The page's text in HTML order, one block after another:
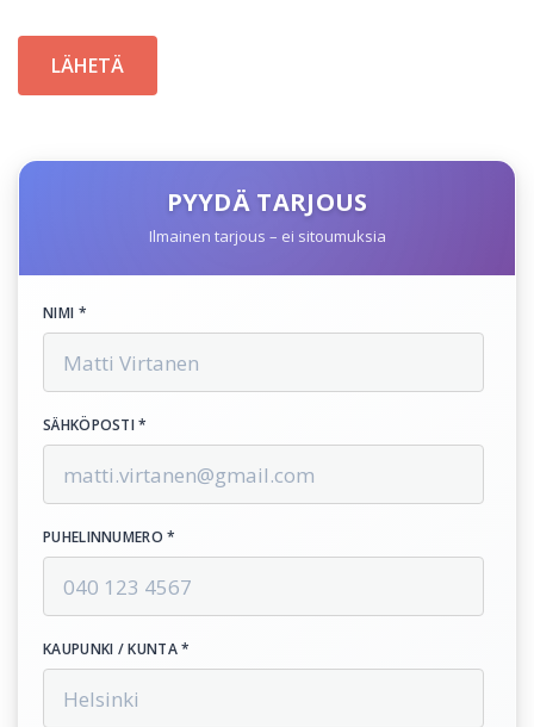
PYYDÄ TARJOUS
Ilmainen tarjous – ei sitoumuksia
NIMI *
SÄHKÖPOSTI *
PUHELINNUMERO *
KAUPUNKI / KUNTA *